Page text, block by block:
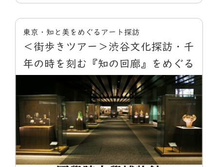
東京・知と美をめぐるアート探訪
＜街歩きツアー＞渋谷文化探訪・千
年の時を刻む『知の回廊』をめぐる